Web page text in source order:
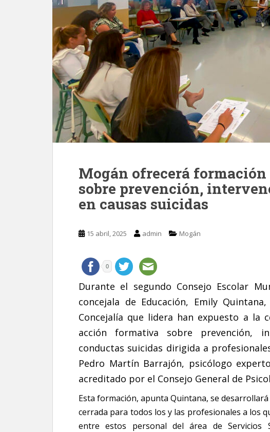
Mogán ofrecerá
sobre prevención,
en causas suicidas
15 abril, 2025 admin Mogán
0
Durante el segundo Consejo Escolar
concejala de Educación, Emily
Concejalía que lidera han expuesto a la
acción formativa sobre prevención,
conductas suicidas dirigida a
Pedro Martín Barrajón, psicólogo
acreditado por el Consejo General de
Esta formación, apunta Quintana, se
cerrada para todos los y las profesionales a los
entre estos personal del área de Servicios